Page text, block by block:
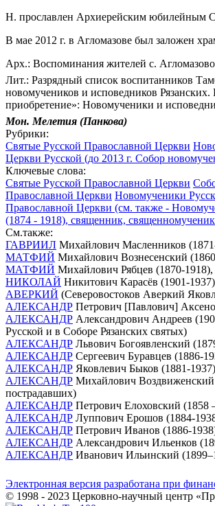
Н. прославлен Архиерейским юбилейным
В мае 2012 г. в Агломазове был заложен
Арх.: Воспоминания жителей с.
Лит.: Разрядный список воспитанников
новомучеников и исповедников Рязанских.
приобретение»: Новомученики и
Мон. Мелетия (Панкова)
Рубрики:
Святые Русской Православной Церкви
Церкви Русской (до 2013 г. Собор
Ключевые слова:
Святые Русской Православной Церкви
Православной Церкви Новомученики
Православной Церкви (см. также -
(1874 - 1918), священник,
См.также:
ГАВРИИЛ Михайлович Масленников
МАТФИЙ Михайлович Вознесенский
МАТФИЙ Михайлович Рябцев (1870-
НИКОЛАЙ Никитович Карасёв (1901-
АВЕРКИЙ (Северовостоков Аверкий
АЛЕКСАНДР Петрович [Павлович]
АЛЕКСАНДР Александрович Андреев
Русской и в Соборе Рязанских святых)
АЛЕКСАНДР Львович Богоявленский
АЛЕКСАНДР Сергеевич Буравцев (1886-
АЛЕКСАНДР Яковлевич Быков (1881-
АЛЕКСАНДР Михайлович Воздвиженский
пострадавших)
АЛЕКСАНДР Петрович Елоховский (1858
АЛЕКСАНДР Луппович Ерошов (1884-
АЛЕКСАНДР Петрович Иванов (1886-
АЛЕКСАНДР Александрович Ильенков
АЛЕКСАНДР Иванович Ильинский
Электронная версия разработана при
© 1998 - 2023 Церковно-научный центр